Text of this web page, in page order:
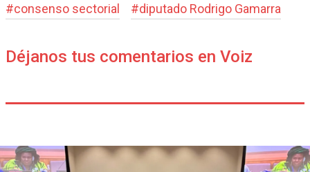
#consenso sectorial #diputado Rodrigo Gamarra
Déjanos tus comentarios en Voiz